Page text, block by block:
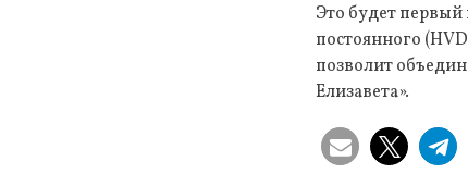
Это будет
постоянного
позволит
Елизавета».